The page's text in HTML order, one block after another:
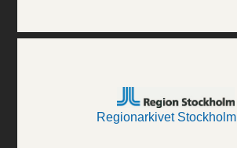
Regionarkivet Stockholm